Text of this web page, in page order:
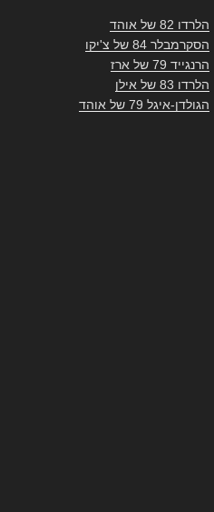
הלרדו 82 של אוהד
הסקרמבלר 84 של צ'יקו
הרנגייד 79 של ארז
הלרדו 83 של אילן
הגולדן-איגל 79 של אוהד